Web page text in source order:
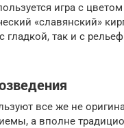
игра с
«славянский»
гладкой, так и с
все же не
а вполне